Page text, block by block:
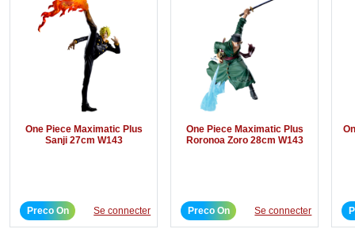
One Piece Maximatic Plus
Sanji 27cm W143
Preco On Se connecter
One Piece Maximatic Plus
Roronoa Zoro 28cm W143
Preco On Se connecter